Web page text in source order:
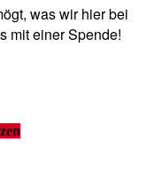
was wir hier bei
mit einer Spende!